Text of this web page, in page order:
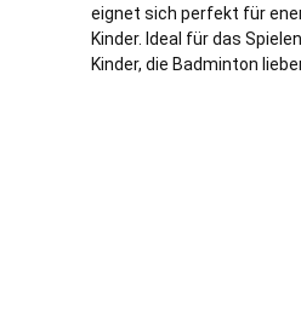
eignet sich perfekt für
Kinder. Ideal für das
Kinder, die Badminton